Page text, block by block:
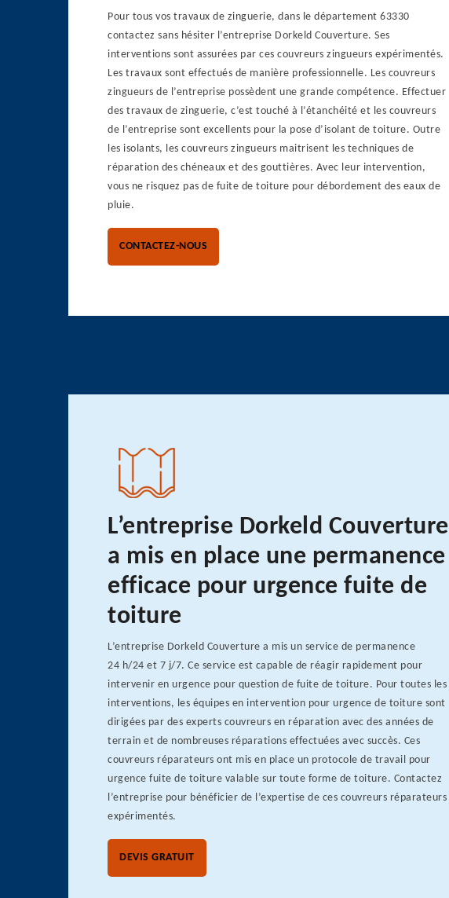
Pour tous vos travaux de zinguerie, dans le département 63330
contactez sans hésiter l’entreprise Dorkeld Couverture. Ses
interventions sont assurées par ces couvreurs zingueurs expérimentés.
Les travaux sont effectués de manière professionnelle. Les couvreurs
zingueurs de l’entreprise possèdent une grande compétence. Effectuer
des travaux de zinguerie, c’est touché à l’étanchéité et les couvreurs
de l’entreprise sont excellents pour la pose d’isolant de toiture. Outre
les isolants, les couvreurs zingueurs maitrisent les techniques de
réparation des chéneaux et des gouttières. Avec leur intervention,
vous ne risquez pas de fuite de toiture pour débordement des eaux de
pluie.
CONTACTEZ-NOUS
L’entreprise Dorkeld Couverture
a mis en place une permanence
efficace pour urgence fuite de
toiture
L’entreprise Dorkeld Couverture a mis un service de permanence
24 h/24 et 7 j/7. Ce service est capable de réagir rapidement pour
intervenir en urgence pour question de fuite de toiture. Pour toutes les
interventions, les équipes en intervention pour urgence de toiture sont
dirigées par des experts couvreurs en réparation avec des années de
terrain et de nombreuses réparations effectuées avec succès. Ces
couvreurs réparateurs ont mis en place un protocole de travail pour
urgence fuite de toiture valable sur toute forme de toiture. Contactez
l’entreprise pour bénéficier de l’expertise de ces couvreurs réparateurs
expérimentés.
DEVIS GRATUIT